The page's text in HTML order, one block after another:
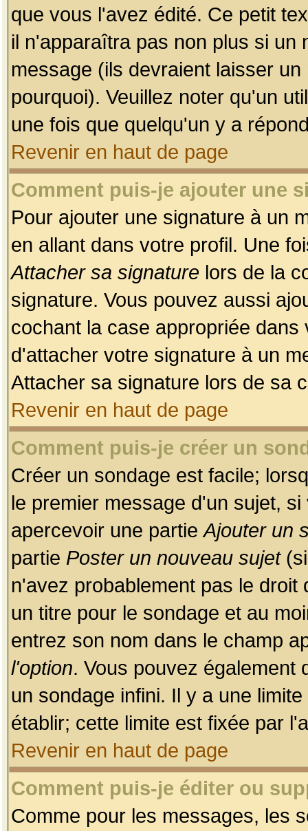
que vous l'avez édité. Ce petit
il n'apparaîtra pas non plus si un
message (ils devraient laisser
pourquoi). Veuillez noter qu'un
une fois que quelqu'un y a
Revenir en haut de page
Comment puis-je ajouter une
Pour ajouter une signature à un
en allant dans votre profil. Une
Attacher sa signature lors de la
signature. Vous pouvez aussi
cochant la case appropriée
d'attacher votre signature à un
Attacher sa signature lors de sa
Revenir en haut de page
Comment puis-je créer un
Créer un sondage est facile;
le premier message d'un sujet,
apercevoir une partieAjouter un
partie Poster un nouveau sujet(si
n'avez probablement pas le
un titre pour le sondage et au
entrez son nom dans le champ
l'option. Vous pouvez également
un sondage infini. Il y a une
établir; cette limite est fixée par
Revenir en haut de page
Comment puis-je éditer ou
Comme pour les messages, les